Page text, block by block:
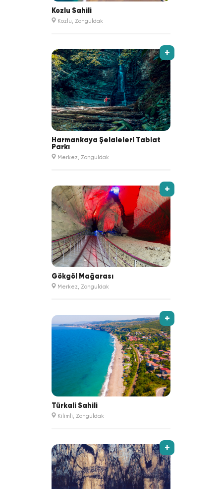
Kozlu Sahili
Kozlu, Zonguldak
+
Harmankaya Şelaleleri Tabiat
Parkı
Merkez, Zonguldak
+
Gökgöl Mağarası
Merkez, Zonguldak
+
Türkali Sahili
Kilimli, Zonguldak
+